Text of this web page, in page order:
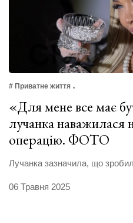
# Приватне життя
«Для мене все має
лучанка наважилася
операцію. ФОТО
Лучанка зазначила, що
06 Травня 2025